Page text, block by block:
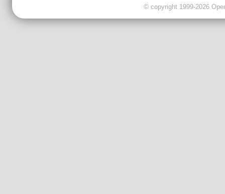
© copyright 1999-2026